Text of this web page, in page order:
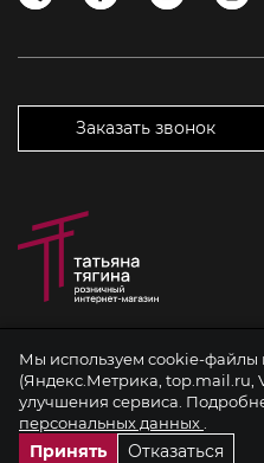
Мы используем cookie-файлы
(Яндекс.Метрика, top.mail.ru,
улучшения сервиса.
персональных данных
Принять Отказаться
Заказать звонок
©2026 Татьяна Тягина. Все права
разрешается только с указанием
Вся информация на сайте
является публичной офертой
Политика обработки персональных